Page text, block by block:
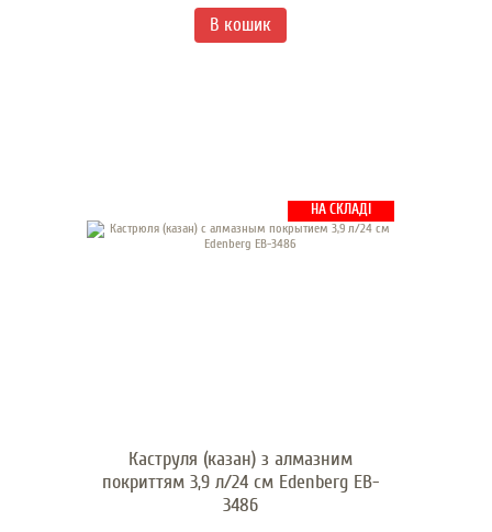
НА СКЛАДІ
​Каструля (казан) з алмазним
покриттям 3,9 л/24 см Edenberg EB-
3486